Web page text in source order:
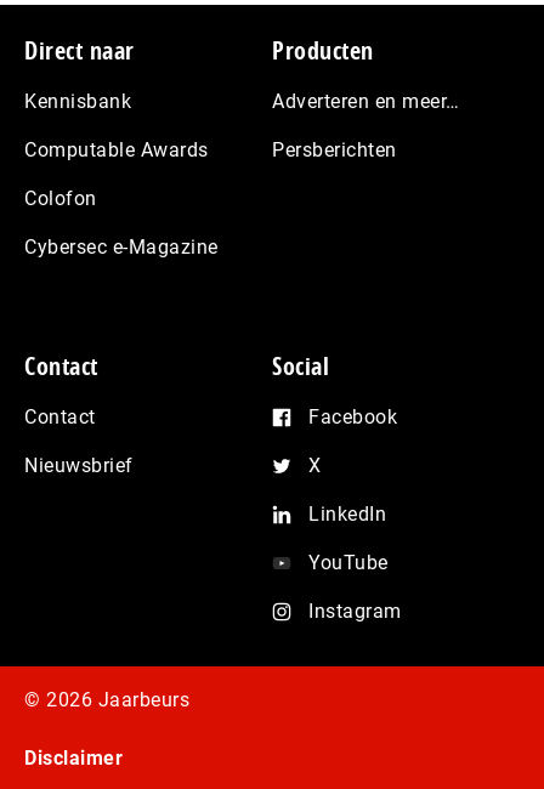
Footer
Direct naar
Kennisbank
Computable Awards
Colofon
Cybersec e-Magazine
Producten
Adverteren en meer…
Persberichten
Contact
Contact
Nieuwsbrief
Social
Facebook
X
LinkedIn
YouTube
Instagram
© 2026 Jaarbeurs
Disclaimer